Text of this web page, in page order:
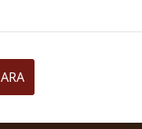
ARA